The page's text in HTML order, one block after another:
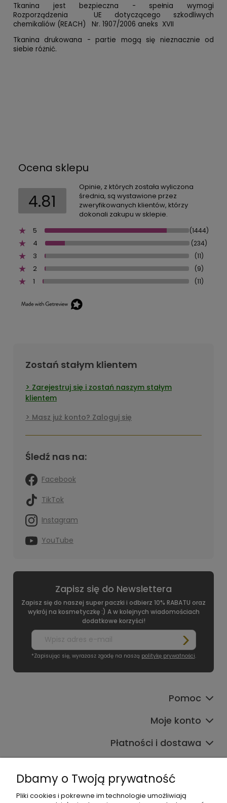
Tkanina jest bezpieczna - spełnia wymogi
Rozporządzenia UE dotyczącego szkodliwych
chemikaliów (REACH) Nr. 1907/2006 aneks XVII
Tkanina drukowana - partie mogą się nieznacznie od
siebie różnić.
Ocena sklepu
4.81
Opinie, z których została wyliczona
średnia, są wystawione przez
zweryfikowanych klientów, którzy
dokonali zakupu w sklepie.
5
(1444)
4 (234)
3 (11)
2 (9)
1 (11)
Zostań stałym klientem
Zarejestruj się i zostań naszym stałym
klientem
Masz już konto? Zaloguj się
Śledź nas na:
Facebook
TikTok
Instagram
YouTube
Zapisz się do Newslettera
Zapisz się do naszej super paczki i odbierz 10% RABATU oraz
wykrój na kosmetyczkę :) A w kolejnych wiadomościach
dodatkowe korzyści!
*Zapisując się, wyrażasz zgodę na naszą politykę prywatności.
Pomoc
Moje konto
Płatności i dostawa
Dbamy o Twoją prywatność
Pliki cookies i pokrewne im technologie umożliwiają